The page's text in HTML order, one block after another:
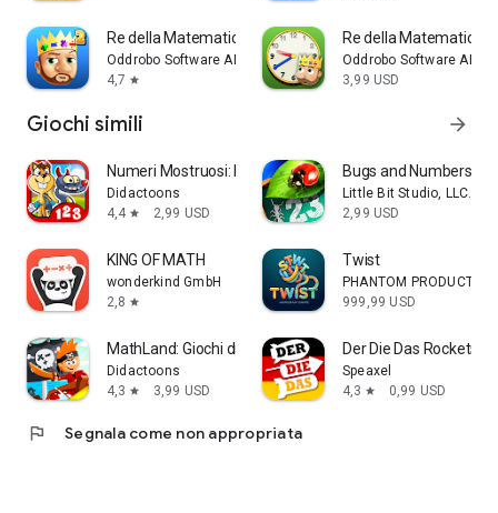
Re della Matematica Jr 2
Oddrobo Software AB
4,7 star
Re della Matematica
Oddrobo Software AB
3,99 USD
Giochi simili arrow_forward
Numeri Mostruosi: Matematica
Didactoons
4,4 star 2,99 USD
Bugs and Numbers
Little Bit Studio, LLC.
2,99 USD
KING OF MATH
wonderkind GmbH
2,8 star
Twist
PHANTOM
999,99 USD
MathLand: Giochi di aritmetica
Didactoons
4,3 star 3,99 USD
Der Die Das Rockets!
Speaxel
4,3 star 0,99 USD
flag Segnala come non appropriata